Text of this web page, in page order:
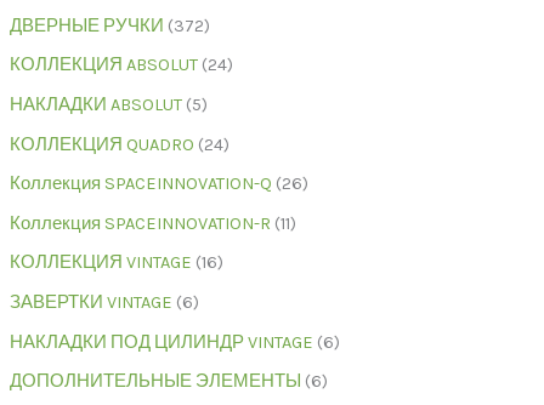
ДВЕРНЫЕ РУЧКИ 372
КОЛЛЕКЦИЯ ABSOLUT 24
НАКЛАДКИ ABSOLUT 5
КОЛЛЕКЦИЯ QUADRO 24
Коллекция SPACEINNOVATION-Q 26
Коллекция SPACEINNOVATION-R 11
КОЛЛЕКЦИЯ VINTAGE 16
ЗАВЕРТКИ VINTAGE 6
НАКЛАДКИ ПОД ЦИЛИНДР VINTAGE 6
ДОПОЛНИТЕЛЬНЫЕ ЭЛЕМЕНТЫ 6